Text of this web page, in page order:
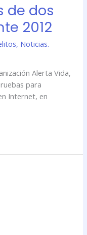
de dos
2012
, Noticias.
Alerta Vida,
para
Internet, en